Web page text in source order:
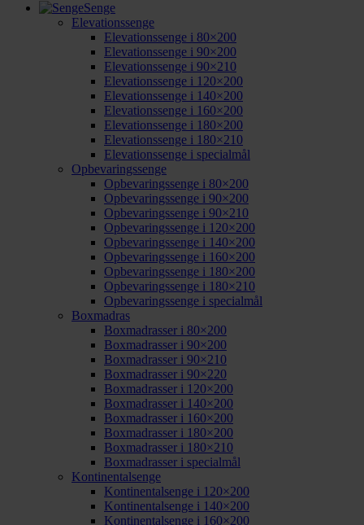
Senge
Elevationssenge
Elevationssenge i 80×200
Elevationssenge i 90×200
Elevationssenge i 90×210
Elevationssenge i 120×200
Elevationssenge i 140×200
Elevationssenge i 160×200
Elevationssenge i 180×200
Elevationssenge i 180×210
Elevationssenge i specialmål
Opbevaringssenge
Opbevaringssenge i 80×200
Opbevaringssenge i 90×200
Opbevaringssenge i 90×210
Opbevaringssenge i 120×200
Opbevaringssenge i 140×200
Opbevaringssenge i 160×200
Opbevaringssenge i 180×200
Opbevaringssenge i 180×210
Opbevaringssenge i specialmål
Boxmadras
Boxmadrasser i 80×200
Boxmadrasser i 90×200
Boxmadrasser i 90×210
Boxmadrasser i 90×220
Boxmadrasser i 120×200
Boxmadrasser i 140×200
Boxmadrasser i 160×200
Boxmadrasser i 180×200
Boxmadrasser i 180×210
Boxmadrasser i specialmål
Kontinentalsenge
Kontinentalsenge i 120×200
Kontinentalsenge i 140×200
Kontinentalsenge i 160×200